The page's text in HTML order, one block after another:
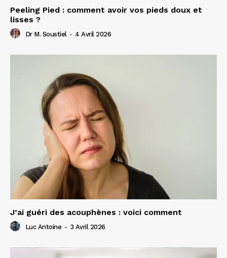
Peeling Pied : comment avoir vos pieds doux et
lisses ?
Dr M. Soustiel - 4 Avril 2026
J’ai guéri des acouphènes : voici comment
Luc Antoine - 3 Avril 2026